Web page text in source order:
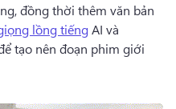
đồng thời thêm văn bản
lồng tiếng AI và
tạo nên đoạn phim giới